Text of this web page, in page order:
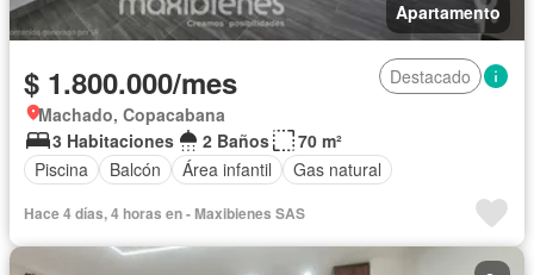
Apartamento
$ 1.800.000/mes
Destacado
Machado, Copacabana
3 Habitaciones
2 Baños
70 m²
Piscina
Balcón Área infantil Gas natural
Hace 4 días, 4 horas en - Maxibienes SAS